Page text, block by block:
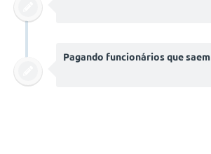
Pagando funcionários que saem